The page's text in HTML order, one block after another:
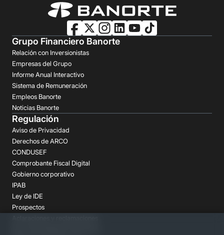
Grupo Financiero Banorte
Relación con Inversionistas
Empresas del Grupo
Informe Anual Interactivo
Sistema de Remuneración
Empleos Banorte
Noticias Banorte
Regulación
Aviso de Privacidad
Derechos de ARCO
CONDUSEF
Comprobante Fiscal Digital
Gobierno corporativo
IPAB
Ley de IDE
Prospectos